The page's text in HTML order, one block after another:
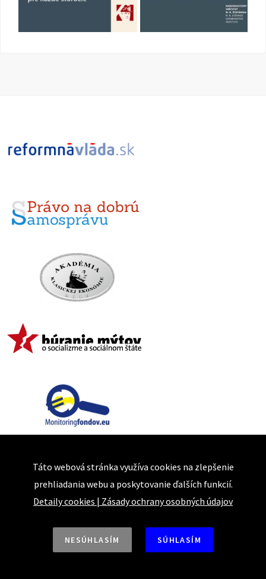
Táto webová stránka využíva cookies na zlepšenie
prehliadania webu a poskytovanie ďalších funkcií.
Detaily cookies | Zásady ochrany osobných údajov
NESÚHLASÍM SÚHLASÍM